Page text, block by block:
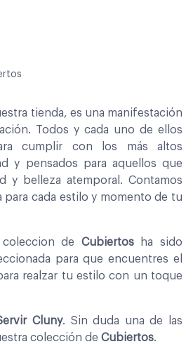
tienda, es una manifestación
Todos y cada uno de ellos
cumplir con los más altos
y pensados para aquellos que
y belleza atemporal. Contamos
cada estilo y momento de tu
de Cubiertosha sido
para que encuentres el
realzar tu estilo con un toque
Cluny. Sin duda una de las
colección de Cubiertos.